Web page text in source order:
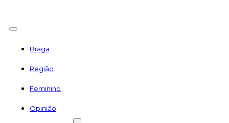
Braga
Região
Feminino
Opinião